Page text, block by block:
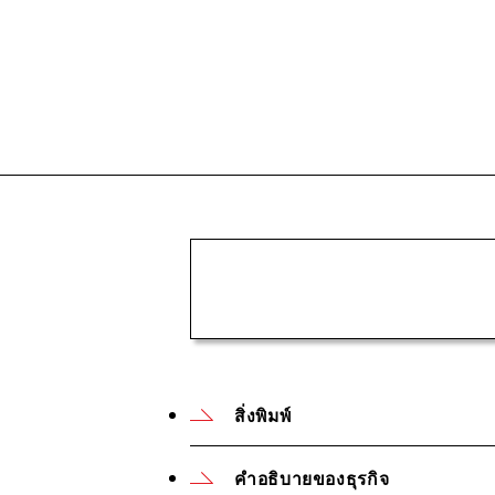
สิ่งพิมพ์
คำอธิบายของธุรกิจ